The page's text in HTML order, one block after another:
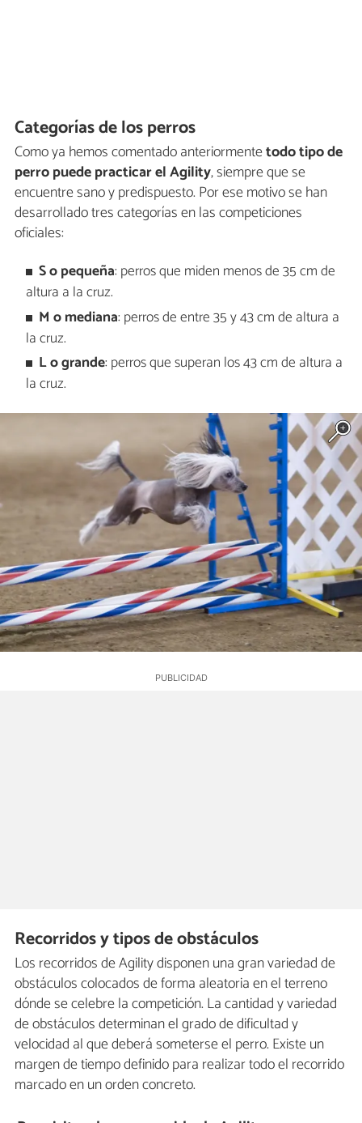
Categorías de los perros
Como ya hemos comentado anteriormentetodo tipo de
perro puede practicar el Agility, siempre que se
encuentre sano y predispuesto. Por ese motivo se han
desarrollado tres categorías en las competiciones
oficiales:
S o pequeña: perros que miden menos de 35 cm de
altura a la cruz.
M o mediana: perros de entre 35 y 43 cm de altura a
la cruz.
L o grande: perros que superan los 43 cm de altura a
la cruz.
Recorridos y tipos de obstáculos
Los recorridos de Agility disponen una gran variedad de
obstáculos colocados de forma aleatoria en el terreno
dónde se celebre la competición. La cantidad y variedad
de obstáculos determinan el grado de dificultad y
velocidad al que deberá someterse el perro. Existe un
margen de tiempo definido para realizar todo el recorrido
marcado en un orden concreto.